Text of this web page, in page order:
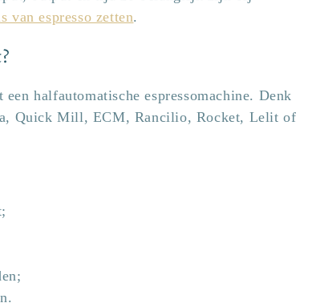
van espresso zetten.
halfautomatische espressomachine. Denk
Quick Mill, ECM, Rancilio, Rocket, Lelit of